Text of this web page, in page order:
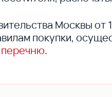
Москвы
покупки,
.